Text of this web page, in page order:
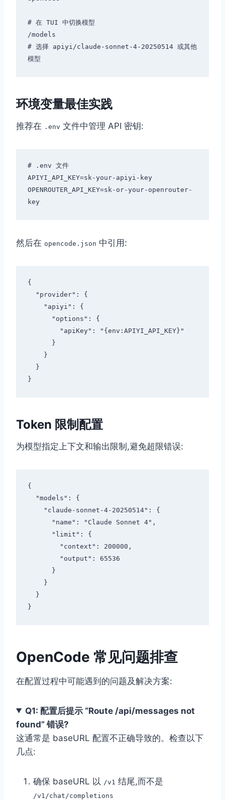
# 在 TUI 中切换模型
/models
# 选择 apiyi/claude-sonnet-4-20250514 或其他
环境变量最佳实践
推荐在 .env 文件中管理 API 密钥:
# .env 文件
APIYI_API_KEY=sk-your-apiyi-key
OPENROUTER_API_KEY=sk-or-your-openrouter-
key
然后在 opencode.json 中引用:
{
Token 限制配置
为模型指定上下文和输出限制,避免超限错误:
{
OpenCode 常见问题排查
在配置过程中可能遇到的问题及解决方案:
Q1: 配置后提示 “Route /api/messages not
found” 错误?
这通常是 baseURL 配置不正确导致的。检查以下
几点:
确保 baseURL 以 /v1 结尾,而不是
/v1/chat/completions